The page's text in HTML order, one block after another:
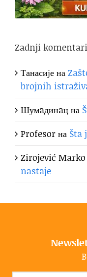
Zadnji komentari
Танасијена
brojnih
Шумaдинaцна
Profesorна Šta
Zirojević Marko
nastaje